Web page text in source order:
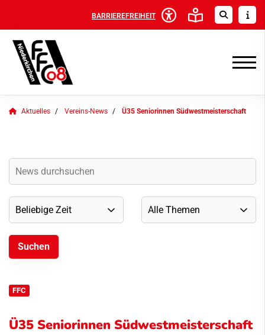
BARRIEREFREIHEIT
Aktuelles Vereins-News Ü35 Seniorinnen Südwestmeisterschaft
FFC
Ü35 Seniorinnen Südwestmeisterschaft